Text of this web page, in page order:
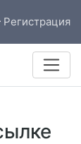
Регистрация